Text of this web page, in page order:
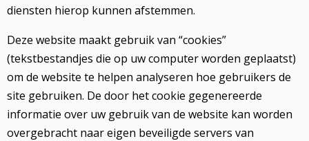
diensten hierop kunnen afstemmen.
Deze website maakt gebruik van “cookies”
(tekstbestandjes die op uw computer worden geplaatst)
om de website te helpen analyseren hoe gebruikers de
site gebruiken. De door het cookie gegenereerde
informatie over uw gebruik van de website kan worden
overgebracht naar eigen beveiligde servers van